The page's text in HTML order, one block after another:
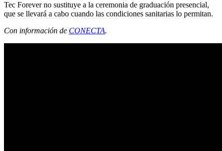
Tec Forever no sustituye a la ceremonia de graduación presencial,
que se llevará a cabo cuando las condiciones sanitarias lo permitan.
Con información de CONECTA.